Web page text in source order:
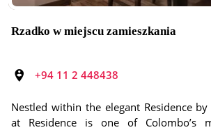
Rzadko w miejscu zamieszkania
+94 11 2 448438
Nestled within the elegant Residence by
at Residence is one of Colombo’s